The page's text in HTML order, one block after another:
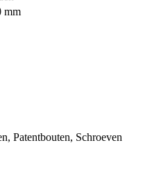
mm
, Patentbouten, Schroeven